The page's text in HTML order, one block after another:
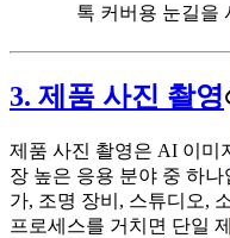
톡 커버용 눈길을
3. 제품 사진 촬영
제품 사진 촬영은 AI 이미
장 높은 응용 분야 중 하
가, 조명 장비, 스튜디오,
프로세스를 거치면 단일